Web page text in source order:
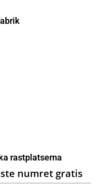
rastplatserna
numret gratis